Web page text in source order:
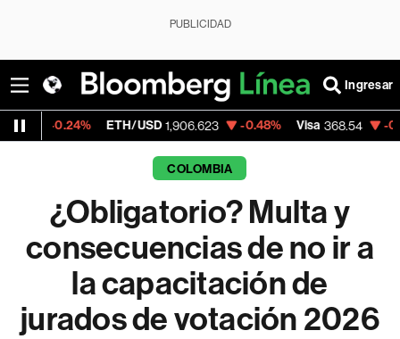
PUBLICIDAD
Ingresar
ETH/USD 1,906.623 -0.48% Visa 368.54 -0.28%
COLOMBIA
¿Obligatorio? Multa y
consecuencias de no ir a
la capacitación de
jurados de votación 2026